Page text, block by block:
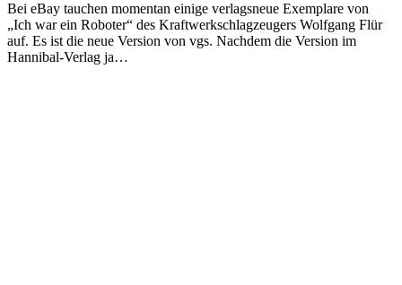
Bei eBay tauchen momentan einige verlagsneue Exemplare von
„Ich war ein Roboter“ des Kraftwerkschlagzeugers Wolfgang Flür
auf. Es ist die neue Version von vgs. Nachdem die Version im
Hannibal-Verlag ja…